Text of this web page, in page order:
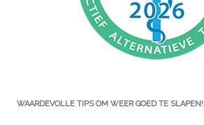
WAARDEVOLLE TIPS OM WEER GOED TE SLAPEN!